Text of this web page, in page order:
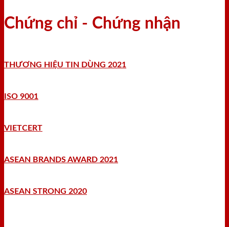
Chứng chỉ - Chứng nhận
THƯƠNG HIỆU TIN DÙNG 2021
ISO 9001
VIETCERT
ASEAN BRANDS AWARD 2021
ASEAN STRONG 2020